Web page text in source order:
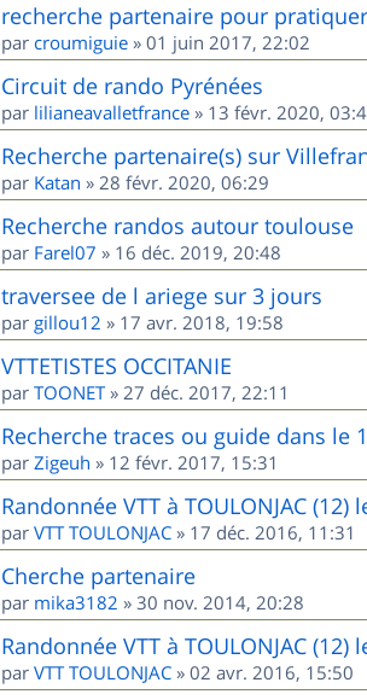
recherche partenaire pour
par croumiguie » 01 juin 2017, 22:02
Circuit de rando Pyrénées
par lilianeavalletfrance » 13 févr. 2020,
Recherche partenaire(s) sur
par Katan » 28 févr. 2020, 06:29
Recherche randos autour toulouse
par Farel07 » 16 déc. 2019, 20:48
traversee de l ariege sur 3 jours
par gillou12 » 17 avr. 2018, 19:58
VTTETISTES OCCITANIE
par TOONET» 27 déc. 2017, 22:11
Recherche traces ou guide dans le
par Zigeuh » 12 févr. 2017, 15:31
Randonnée VTT à TOULONJAC (12)
par VTT TOULONJAC » 17 déc. 2016, 11:31
Cherche partenaire
par mika3182 » 30 nov. 2014, 20:28
Randonnée VTT à TOULONJAC (12)
par VTT TOULONJAC » 02 avr. 2016, 15:50